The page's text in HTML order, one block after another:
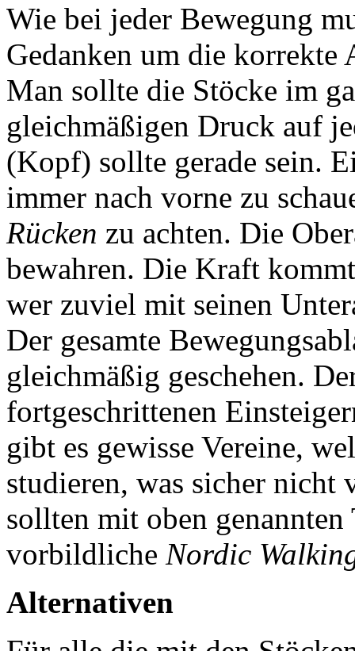
Wie bei jeder Bewegung
Gedanken um die korrekte
Man sollte die Stöcke im
gleichmäßigen Druck auf
(Kopf) sollte gerade sein.
immer nach vorne zu
Rücken zu achten. Die
bewahren. Die Kraft
wer zuviel mit seinen
Der gesamte
gleichmäßig geschehen.
fortgeschrittenen
gibt es gewisse Vereine,
studieren, was sicher nicht
sollten mit oben
vorbildliche Nordic
Alternativen